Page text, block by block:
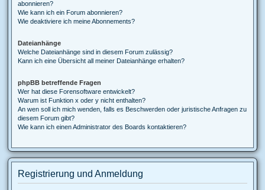
abonnieren?
Wie kann ich ein Forum abonnieren?
Wie deaktiviere ich meine Abonnements?
Dateianhänge
Welche Dateianhänge sind in diesem Forum zulässig?
Kann ich eine Übersicht all meiner Dateianhänge erhalten?
phpBB betreffende Fragen
Wer hat diese Forensoftware entwickelt?
Warum ist Funktion x oder y nicht enthalten?
An wen soll ich mich wenden, falls es Beschwerden oder juristische Anfragen zu
diesem Forum gibt?
Wie kann ich einen Administrator des Boards kontaktieren?
Registrierung und Anmeldung